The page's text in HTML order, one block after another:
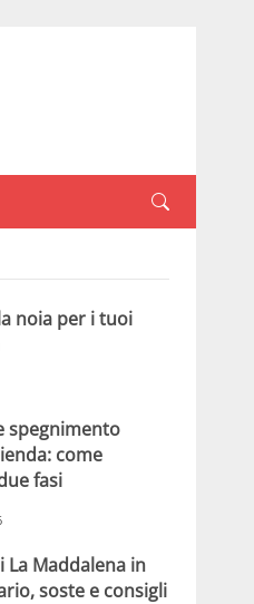
noia per i tuoi
spegnimento
come
fasi
La Maddalena in
soste e consigli